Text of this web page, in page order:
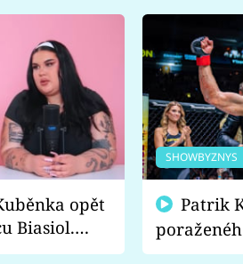
opět
Biasiol.
falešná a
SHOWBYZNYS
fanoušci